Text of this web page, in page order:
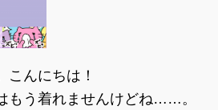
んにちは！
もう着れませんけどね……。